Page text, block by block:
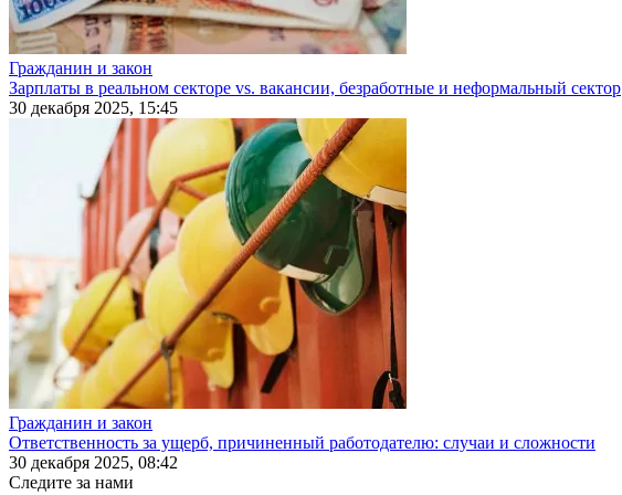
Гражданин и закон
Зарплаты в реальном секторе vs. вакансии, безработные и неформальный сектор
30 декабря 2025, 15:45
Гражданин и закон
Ответственность за ущерб, причиненный работодателю: случаи и сложности
30 декабря 2025, 08:42
Следите за нами